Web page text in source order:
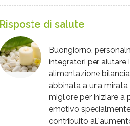
Risposte di salute
Buongiorno,
integratori per aiutare
alimentazione
abbinata a una
migliore per iniziare a
emotivo
contribuito